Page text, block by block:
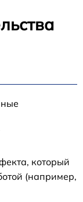
который
(например,